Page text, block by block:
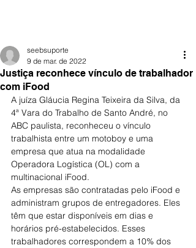
Justiça reconhece vínculo de trabalhador
com iFood
seebsuporte
9 de mar. de 2022
A juíza Gláucia Regina Teixeira da Silva, da
4ª Vara do Trabalho de Santo André, no
ABC paulista, reconheceu o vínculo
trabalhista entre um motoboy e uma
empresa que atua na modalidade
Operadora Logística (OL) com a
multinacional iFood.
As empresas são contratadas pelo iFood e
administram grupos de entregadores. Eles
têm que estar disponíveis em dias e
horários pré-estabelecidos. Esses
trabalhadores correspondem a 10% dos